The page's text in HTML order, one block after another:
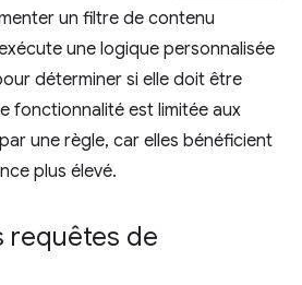
un filtre de contenu
une logique personnalisée
déterminer si elle doit être
fonctionnalité est limitée aux
une règle, car elles bénéficient
plus élevé.
requêtes de